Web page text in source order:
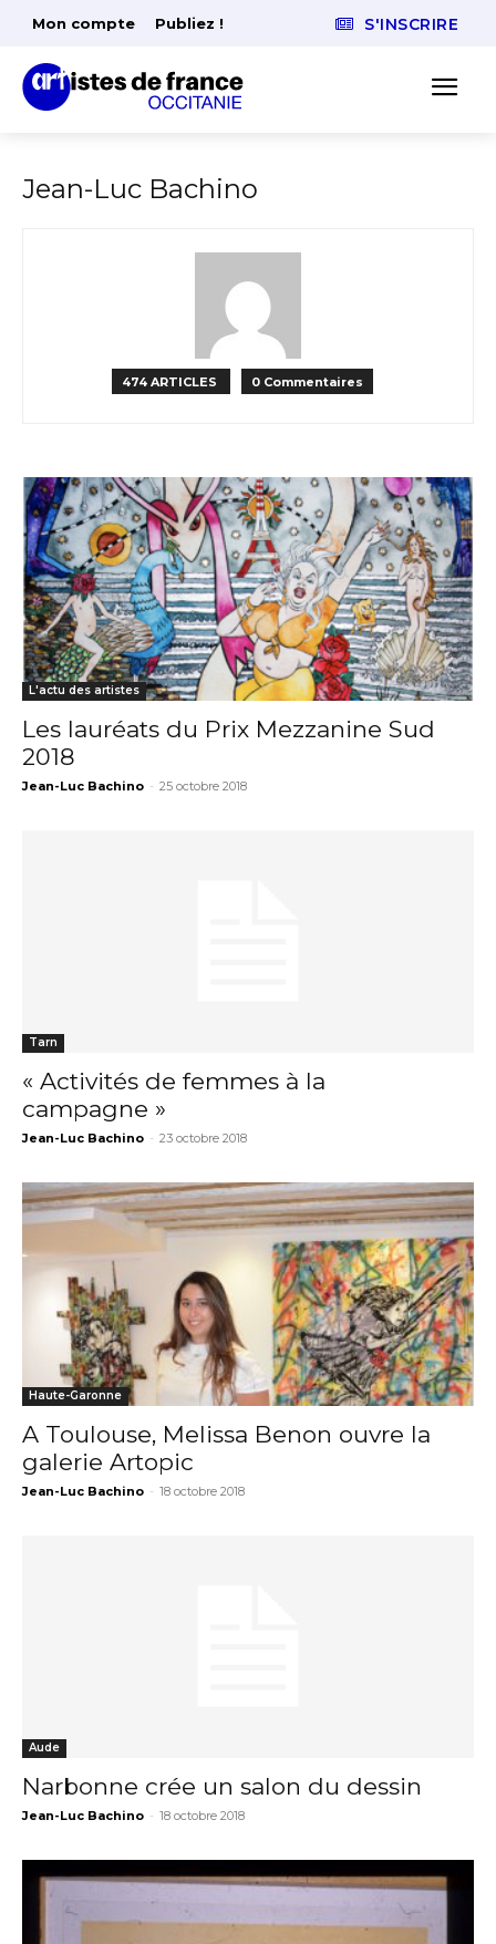
Mon compte Publiez ! S'INSCRIRE
Jean-Luc Bachino
474 ARTICLES 0 Commentaires
L'actu des artistes
Les lauréats du Prix Mezzanine Sud
2018
Jean-Luc Bachino - 25 octobre 2018
Tarn
« Activités de femmes à la
campagne »
Jean-Luc Bachino - 23 octobre 2018
Haute-Garonne
A Toulouse, Melissa Benon ouvre la
galerie Artopic
Jean-Luc Bachino - 18 octobre 2018
Aude
Narbonne crée un salon du dessin
Jean-Luc Bachino - 18 octobre 2018